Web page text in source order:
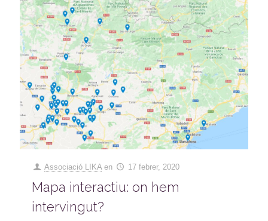
Associació LIKA en 17 febrer, 2020
Mapa interactiu: on hem
intervingut?